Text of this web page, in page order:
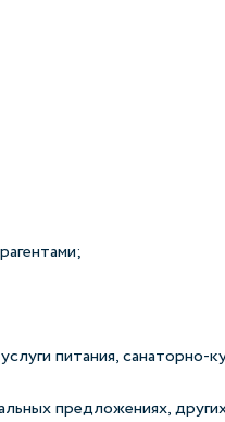
питания,
предложениях,